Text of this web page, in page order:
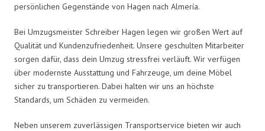
persönlichen Gegenstände von Hagen nach Almería.
Bei Umzugsmeister Schreiber Hagen legen wir großen Wert auf
Qualität und Kundenzufriedenheit. Unsere geschulten Mitarbeiter
sorgen dafür, dass dein Umzug stressfrei verläuft. Wir verfügen
über modernste Ausstattung und Fahrzeuge, um deine Möbel
sicher zu transportieren. Dabei halten wir uns an höchste
Standards, um Schäden zu vermeiden.
Neben unserem zuverlässigen Transportservice bieten wir auch